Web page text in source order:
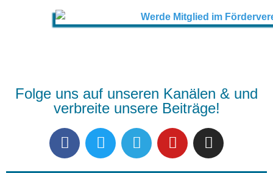
Folge uns auf unseren Kanälen & und
verbreite unsere Beiträge!